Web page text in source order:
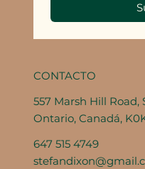
CONTACTO
557 Marsh Hill Road,
Ontario, Canadá,
647 515 4749